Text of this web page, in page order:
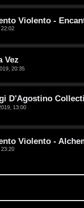
Violento -
Vez
20:35
D'Agostino
13:00
Violento -